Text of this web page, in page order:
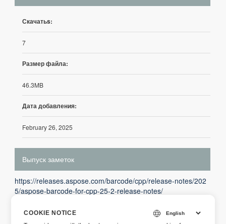
Скачатьs:
7
Размер файла:
46.3MB
Дата добавления:
February 26, 2025
Выпуск заметок
https://releases.aspose.com/barcode/cpp/release-notes/202
5/aspose-barcode-for-cpp-25-2-release-notes/
Описание
COOKIE NOTICE